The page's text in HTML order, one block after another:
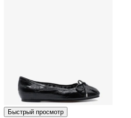
Быстрый просмотр